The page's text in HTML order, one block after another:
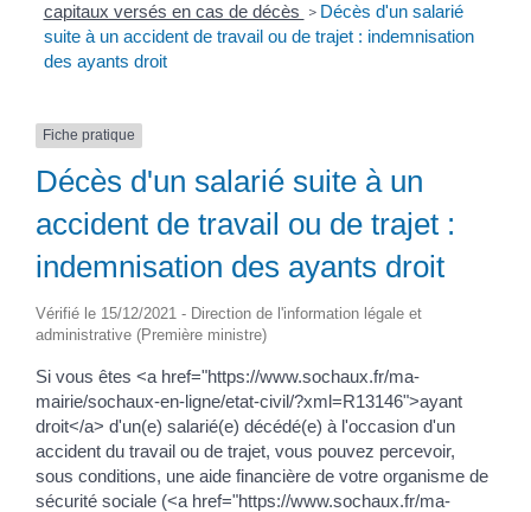
capitaux versés en cas de décès > Décès d'un salarié
suite à un accident de travail ou de trajet : indemnisation
des ayants droit
Fiche pratique
Décès d'un salarié suite à un
accident de travail ou de trajet :
indemnisation des ayants droit
Vérifié le 15/12/2021 - Direction de l'information légale et
administrative (Première ministre)
Si vous êtes <a href="https://www.sochaux.fr/ma-
mairie/sochaux-en-ligne/etat-civil/?xml=R13146">ayant
droit</a> d'un(e) salarié(e) décédé(e) à l'occasion d'un
accident du travail ou de trajet, vous pouvez percevoir,
sous conditions, une aide financière de votre organisme de
sécurité sociale (<a href="https://www.sochaux.fr/ma-